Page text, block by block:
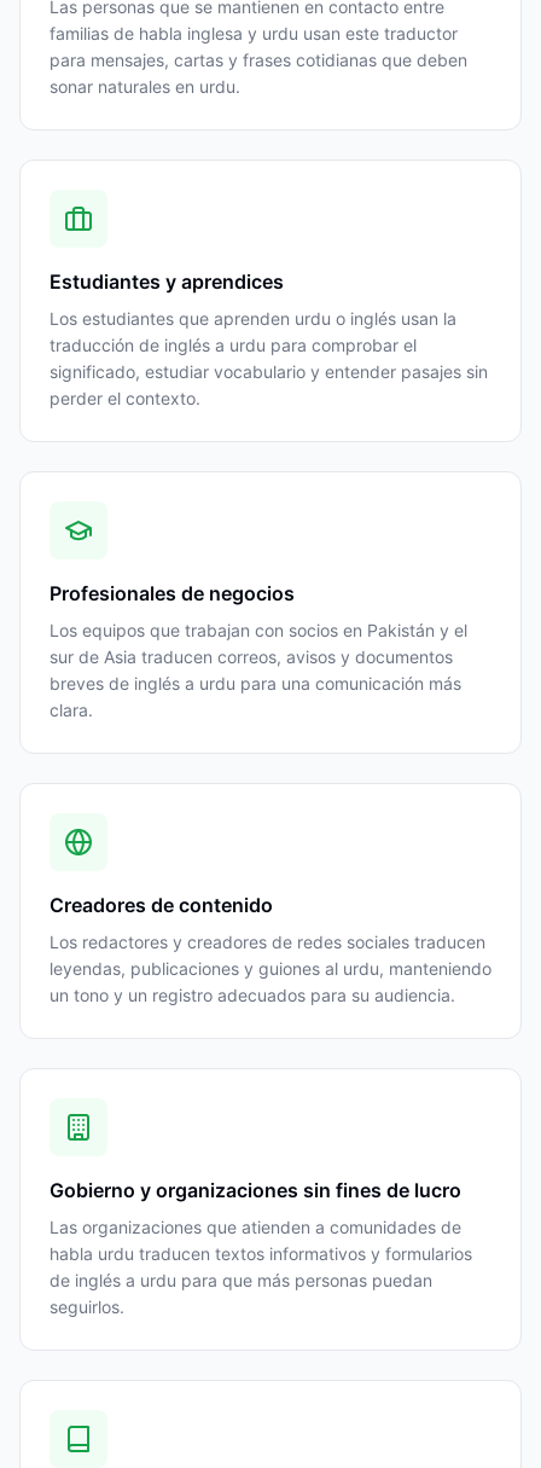
Las personas que se mantienen en contacto entre
familias de habla inglesa y urdu usan este traductor
para mensajes, cartas y frases cotidianas que deben
sonar naturales en urdu.
Estudiantes y aprendices
Los estudiantes que aprenden urdu o inglés usan la
traducción de inglés a urdu para comprobar el
significado, estudiar vocabulario y entender pasajes sin
perder el contexto.
Profesionales de negocios
Los equipos que trabajan con socios en Pakistán y el
sur de Asia traducen correos, avisos y documentos
breves de inglés a urdu para una comunicación más
clara.
Creadores de contenido
Los redactores y creadores de redes sociales traducen
leyendas, publicaciones y guiones al urdu, manteniendo
un tono y un registro adecuados para su audiencia.
Gobierno y organizaciones sin fines de lucro
Las organizaciones que atienden a comunidades de
habla urdu traducen textos informativos y formularios
de inglés a urdu para que más personas puedan
seguirlos.